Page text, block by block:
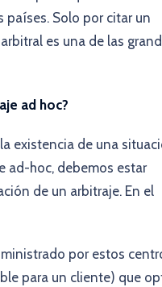
países. Solo por citar un
es una de las
ad hoc?
existencia de una
ad-hoc, debemos estar
de un arbitraje. En el
por estos
para un cliente) que